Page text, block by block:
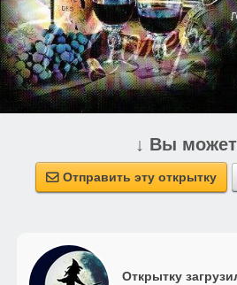
↓ Вы
 Отправить эту открытку
Открытку